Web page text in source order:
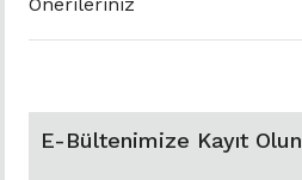
E-Bültenimize Kayıt Olun